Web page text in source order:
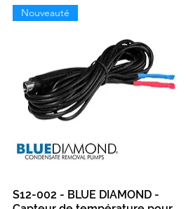
Aperçu rapide
Nouveauté
S12-002 - BLUE DIAMOND -